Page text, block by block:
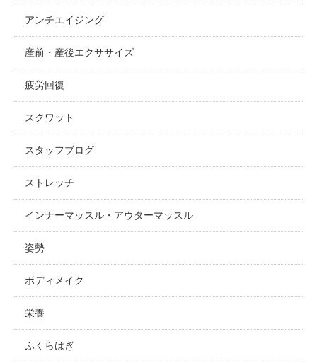
アンチエイジング
産前・産後エクササイズ
疲労回復
スクワット
スタッフブログ
ストレッチ
インナーマッスル・アウターマッスル
姿勢
ボディメイク
栄養
ふくらはぎ